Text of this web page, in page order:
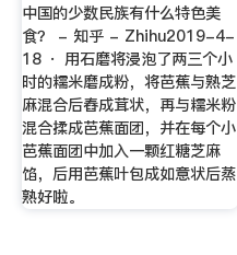
中国的少数民族有什么特色美
食？ - 知乎 - Zhihu2019-4-
18 · 用石磨将浸泡了两三个小
时的糯米磨成粉，将芭蕉与熟芝
麻混合后舂成茸状，再与糯米粉
混合揉成芭蕉面团，并在每个小
芭蕉面团中加入一颗红糖芝麻
馅，后用芭蕉叶包成如意状后蒸
熟好啦。